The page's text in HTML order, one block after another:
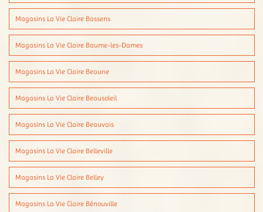
Magasins La Vie Claire Bassens
Magasins La Vie Claire Baume-les-Dames
Magasins La Vie Claire Beaune
Magasins La Vie Claire Beausoleil
Magasins La Vie Claire Beauvais
Magasins La Vie Claire Belleville
Magasins La Vie Claire Belley
Magasins La Vie Claire Bénouville